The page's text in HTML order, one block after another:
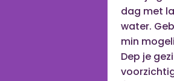
dag met
water.
min
Dep je